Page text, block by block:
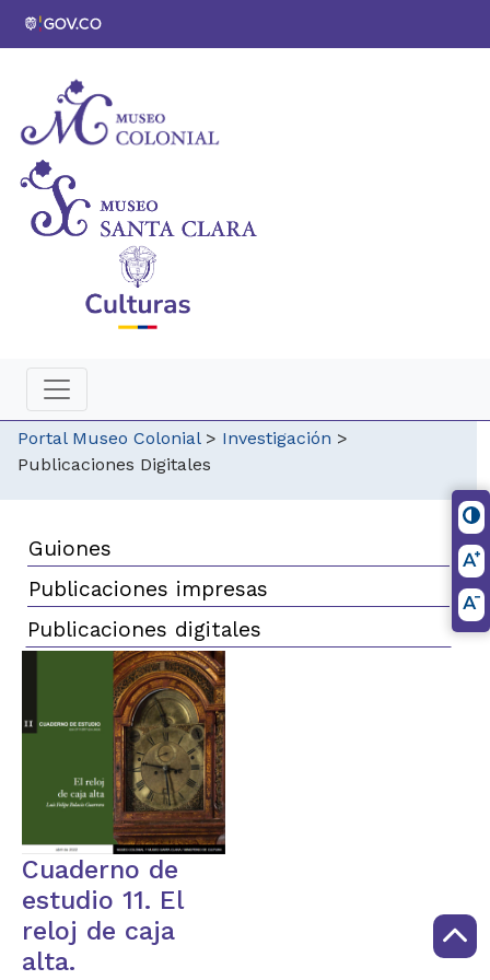
Portal Museo Colonial> Investigación >
Publicaciones Digitales
Guiones
Publicaciones impresas
Publicaciones digitales
Cuaderno de
estudio 11. El
reloj de caja
alta.